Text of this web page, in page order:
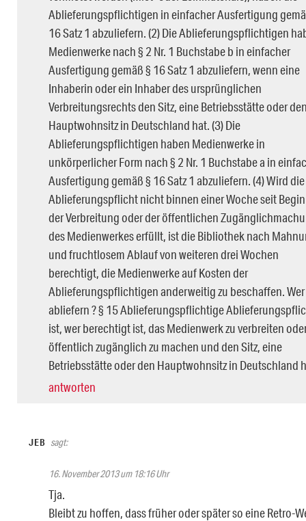
Ablieferungspflichtigen in einfacher Ausfertigung
16 Satz 1 abzuliefern. (2) Die Ablieferungspflichtigen
Medienwerke nach § 2 Nr. 1 Buchstabe b in einfacher
Ausfertigung gemäß § 16 Satz 1 abzuliefern, wenn eine
Inhaberin oder ein Inhaber des ursprünglichen
Verbreitungsrechts den Sitz, eine Betriebsstätte oder
Hauptwohnsitz in Deutschland hat. (3) Die
Ablieferungspflichtigen haben Medienwerke in
unkörperlicher Form nach § 2 Nr. 1 Buchstabe a in
Ausfertigung gemäß § 16 Satz 1 abzuliefern. (4) Wird die
Ablieferungspflicht nicht binnen einer Woche seit
der Verbreitung oder der öffentlichen
des Medienwerkes erfüllt, ist die Bibliothek nach
und fruchtlosem Ablauf von weiteren drei Wochen
berechtigt, die Medienwerke auf Kosten der
Ablieferungspflichtigen anderweitig zu beschaffen.
abliefern ? § 15 Ablieferungspflichtige
ist, wer berechtigt ist, das Medienwerk zu verbreiten
öffentlich zugänglich zu machen und den Sitz, eine
Betriebsstätte oder den Hauptwohnsitz in Deutschland
antworten
JEB sagt:
16. November 2013 um 18:16 Uhr
Tja.
Bleibt zu hoffen, dass früher oder später so eine Retro-